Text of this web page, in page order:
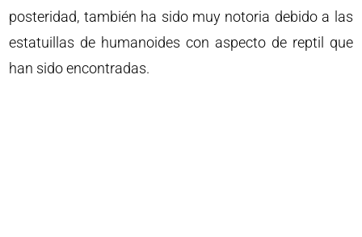
posteridad, también ha sido muy notoria debido a las
estatuillas de humanoides con aspecto de reptil que
han sido encontradas.